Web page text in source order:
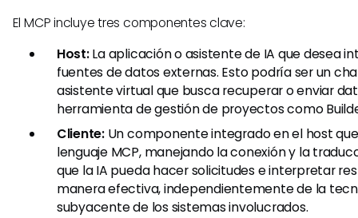
El MCP incluye tres componentes clave:
Host:La aplicación o asistente de IA que desea
fuentes de datos externas. Esto podría ser un
asistente virtual que busca recuperar o enviar
herramienta de gestión de proyectos como
Cliente:Un componente integrado en el host
lenguaje MCP, manejando la conexión y la
que la IA pueda hacer solicitudes e interpretar
manera efectiva, independientemente de la
subyacente de los sistemas involucrados.